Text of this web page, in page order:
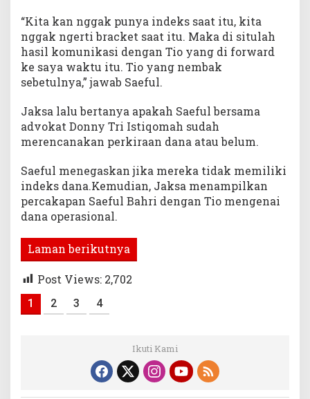
“Kita kan nggak punya indeks saat itu, kita
nggak ngerti bracket saat itu. Maka di situlah
hasil komunikasi dengan Tio yang di forward
ke saya waktu itu. Tio yang nembak
sebetulnya,” jawab Saeful.
Jaksa lalu bertanya apakah Saeful bersama
advokat Donny Tri Istiqomah sudah
merencanakan perkiraan dana atau belum.
Saeful menegaskan jika mereka tidak memiliki
indeks dana.Kemudian, Jaksa menampilkan
percakapan Saeful Bahri dengan Tio mengenai
dana operasional.
Laman berikutnya
Post Views: 2,702
1 2 3 4
Ikuti Kami